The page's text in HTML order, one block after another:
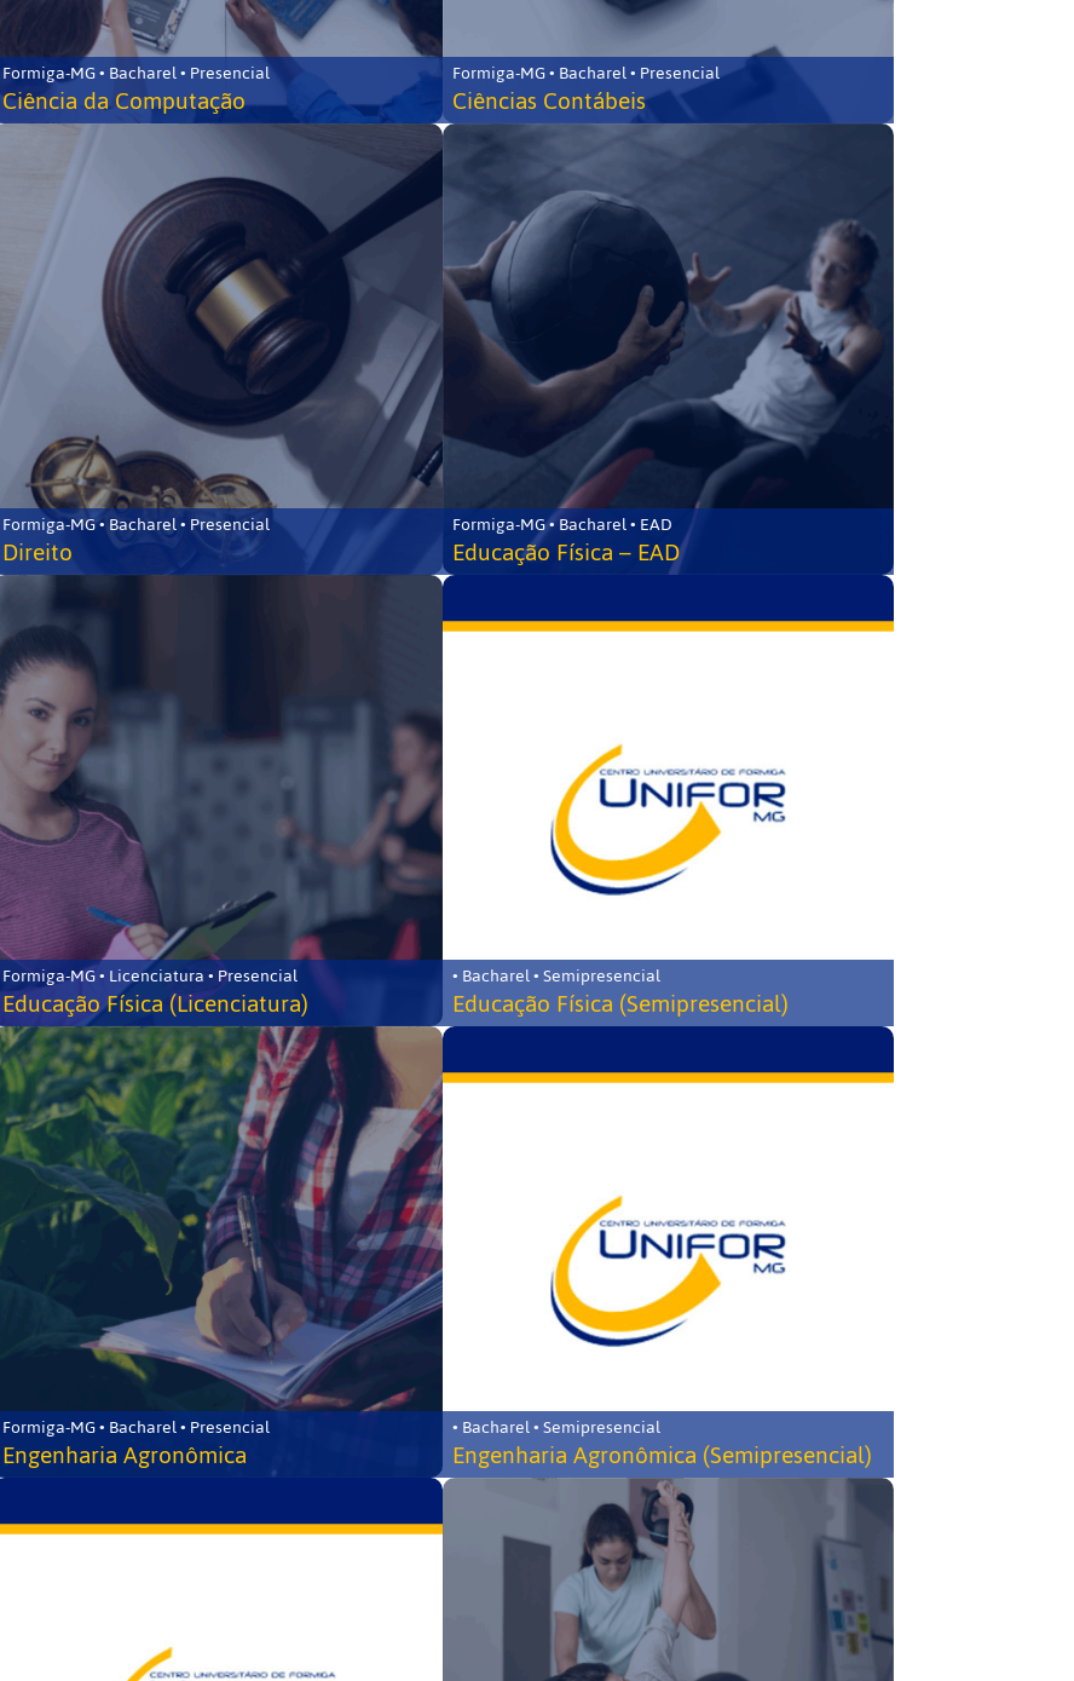
Formiga-MG • Bacharel • Presencial
Ciência da Computação
Formiga-MG • Bacharel • Presencial
Ciências Contábeis
Formiga-MG • Bacharel • Presencial
Direito
Formiga-MG • Bacharel • EAD
Educação Física – EAD
Formiga-MG • Licenciatura • Presencial
Educação Física (Licenciatura)
• Bacharel • Semipresencial
Educação Física (Semipresencial)
Formiga-MG • Bacharel • Presencial
Engenharia Agronômica
• Bacharel • Semipresencial
Engenharia Agronômica (Semipresencial)